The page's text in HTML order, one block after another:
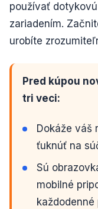
používať
zariadením.
urobíte
Pred kúpou
tri veci:
Dokáže váš
ťuknúť na
Sú
mobilné
každodenné